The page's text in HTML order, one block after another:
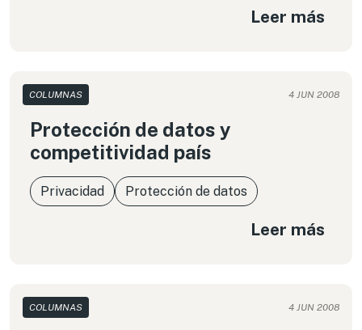
Leer más
COLUMNAS 4 JUN 2008
Protección de datos y
competitividad país
Privacidad Protección de datos
Leer más
COLUMNAS 4 JUN 2008